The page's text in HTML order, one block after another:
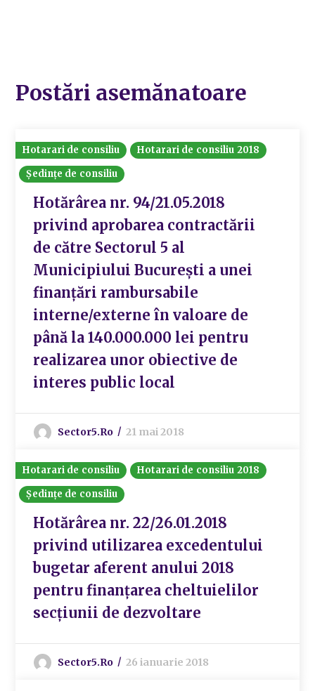
Postări asemănatoare
Hotarari de consiliu
Hotarari de consiliu 2018
Ședințe de consiliu
Hotărârea nr. 94/21.05.2018
privind aprobarea contractării
de către Sectorul 5 al
Municipiului București a unei
finanțări rambursabile
interne/externe în valoare de
până la 140.000.000 lei pentru
realizarea unor obiective de
interes public local
Sector5.ro 21 mai 2018
Hotarari de consiliu
Hotarari de consiliu 2018
Ședințe de consiliu
Hotărârea nr. 22/26.01.2018
privind utilizarea excedentului
bugetar aferent anului 2018
pentru finanțarea cheltuielilor
secțiunii de dezvoltare
Sector5.ro 26 ianuarie 2018